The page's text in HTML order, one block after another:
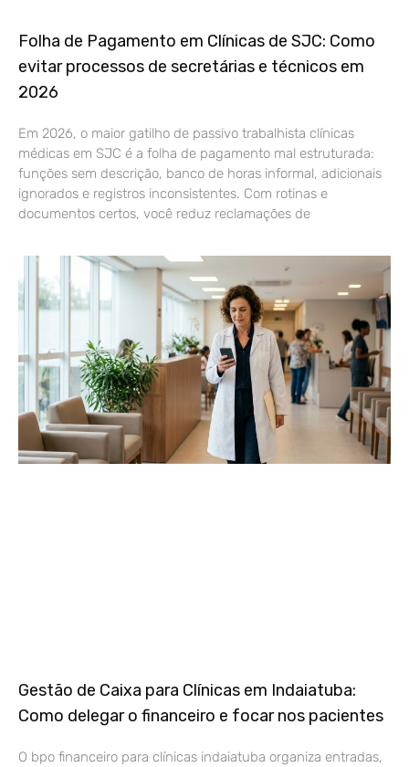
Folha de Pagamento em Clínicas de SJC: Como
evitar processos de secretárias e técnicos em
2026
Em 2026, o maior gatilho de passivo trabalhista clínicas
médicas em SJC é a folha de pagamento mal estruturada:
funções sem descrição, banco de horas informal, adicionais
ignorados e registros inconsistentes. Com rotinas e
documentos certos, você reduz reclamações de
Gestão de Caixa para Clínicas em Indaiatuba:
Como delegar o financeiro e focar nos pacientes
O bpo financeiro para clínicas indaiatuba organiza entradas,